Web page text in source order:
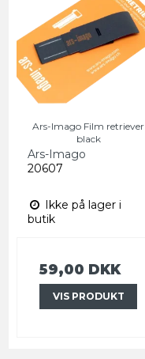
Ars-Imago Film retriever
black
Ars-Imago
20607
Ikke på lager i
butik
59,00 DKK
VIS PRODUKT